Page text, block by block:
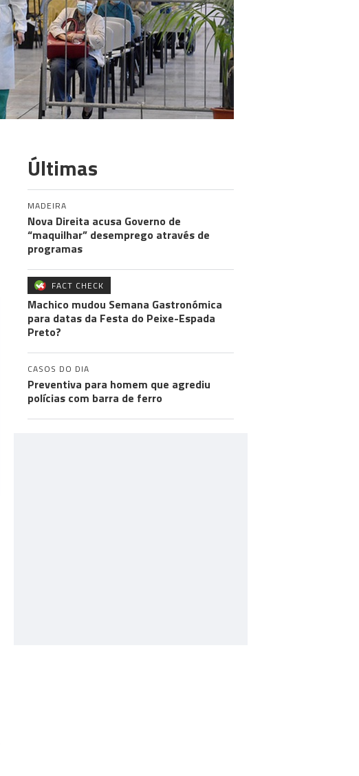
Últimas
MADEIRA
Nova Direita acusa Governo de
“maquilhar” desemprego através de
programas
FACT CHECK
Machico mudou Semana Gastronómica
para datas da Festa do Peixe-Espada
Preto?
CASOS DO DIA
Preventiva para homem que agrediu
polícias com barra de ferro